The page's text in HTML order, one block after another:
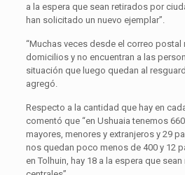
a la espera que sean retirados por
han solicitado un nuevo ejemplar”.
“Muchas veces desde el correo postal
domicilios y no encuentran a las
situación que luego quedan al
agregó.
Respecto a la cantidad que hay en
comentó que “en Ushuaia tenemos
mayores, menores y extranjeros y 29
nos quedan poco menos de 400 y 12
en Tolhuin, hay 18 a la espera que